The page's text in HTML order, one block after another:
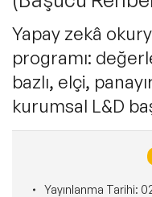
Tüm
Exclusive
Ünlü
İlham Veren
İlham Veren
Keynote &
Master Class
Deneyim Odaklı
INFLUENCER
HAKKIMIZDA
Biz Kimiz?
BLOG
İLETİŞİM
Yapay zekâ
programı:
bazlı, elçi,
kurumsal L&D
Yayınlanma Tarihi: